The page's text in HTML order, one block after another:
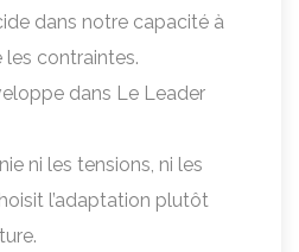
dans notre capacité à
contraintes.
dans Le Leader
ni les tensions, ni les
l’adaptation plutôt